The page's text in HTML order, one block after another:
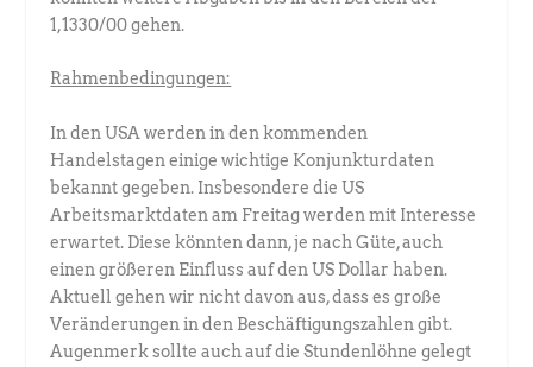
1,1330/00 gehen.
Rahmenbedingungen:
In den USA werden in den kommenden
Handelstagen einige wichtige Konjunkturdaten
bekannt gegeben. Insbesondere die US
Arbeitsmarktdaten am Freitag werden mit Interesse
erwartet. Diese könnten dann, je nach Güte, auch
einen größeren Einfluss auf den US Dollar haben.
Aktuell gehen wir nicht davon aus, dass es große
Veränderungen in den Beschäftigungszahlen gibt.
Augenmerk sollte auch auf die Stundenlöhne gelegt